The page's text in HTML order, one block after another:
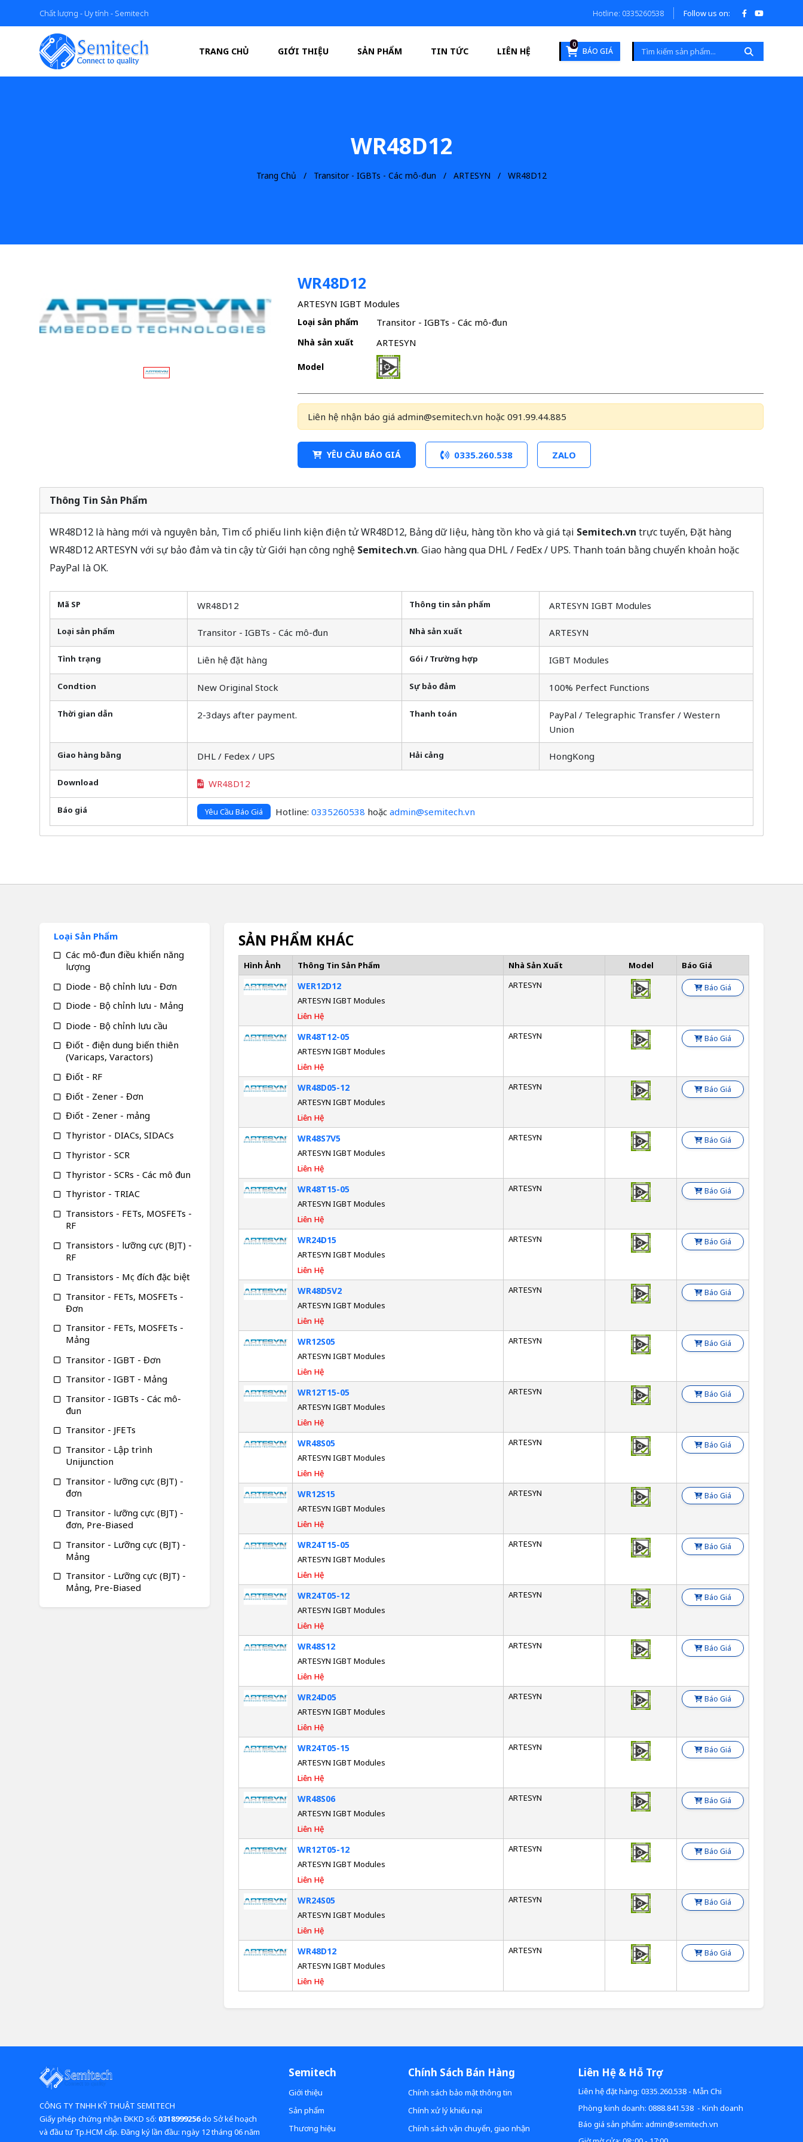
Chất lượng - Uy tính - Semitech Hotline: 0335260538 Follow us on:
TRANG CHỦ GIỚI THIỆU SẢN PHẨM TIN TỨC LIÊN HỆ
0
BÁO GIÁ
WR48D12
Trang Chủ Transitor - IGBTs - Các mô-đun ARTESYN WR48D12
WR48D12
ARTESYN IGBT Modules
Loại sản phẩm Transitor - IGBTs - Các mô-đun
Nhà sản xuất ARTESYN
Model
Liên hệ nhận báo giá admin@semitech.vn hoặc 091.99.44.885
YÊU CẦU BÁO GIÁ 0335.260.538 ZALO
Thông Tin Sản Phẩm
WR48D12 là hàng mới và nguyên bản, Tìm cổ phiếu linh kiện điện tử WR48D12, Bảng dữ liệu, hàng tồn kho và giá tại Semitech.vn trực tuyến, Đặt hàng
WR48D12 ARTESYN với sự bảo đảm và tin cậy từ Giới hạn công nghệ Semitech.vn. Giao hàng qua DHL / FedEx / UPS. Thanh toán bằng chuyển khoản hoặc
PayPal là OK.
Mã SP WR48D12 Thông tin sản phẩm ARTESYN IGBT Modules
Loại sản phẩm Transitor - IGBTs - Các mô-đun Nhà sản xuất ARTESYN
Tình trạng Liên hệ đặt hàng Gói / Trường hợp IGBT Modules
Condtion New Original Stock Sự bảo đảm 100% Perfect Functions
Thời gian dẫn 2-3days after payment. Thanh toán
PayPal / Telegraphic Transfer / Western
Union
Giao hàng bằng DHL / Fedex / UPS Hải cảng HongKong
Download WR48D12
Báo giá Yêu Cầu Báo Giá Hotline: 0335260538 hoặc admin@semitech.vn
SẢN PHẨM KHÁC
Hình Ảnh Thông Tin Sản Phẩm Nhà Sản Xuất Model Báo Giá
WER12D12
ARTESYN IGBT Modules
Liên Hệ
ARTESYN Báo Giá
WR48T12-05
ARTESYN IGBT Modules
Liên Hệ
ARTESYN Báo Giá
WR48D05-12
ARTESYN IGBT Modules
Liên Hệ
ARTESYN Báo Giá
WR48S7V5
ARTESYN IGBT Modules
Liên Hệ
ARTESYN Báo Giá
WR48T15-05
ARTESYN IGBT Modules
Liên Hệ
ARTESYN Báo Giá
WR24D15
ARTESYN IGBT Modules
Liên Hệ
ARTESYN Báo Giá
WR48D5V2
ARTESYN IGBT Modules
Liên Hệ
ARTESYN Báo Giá
WR12S05
ARTESYN IGBT Modules
Liên Hệ
ARTESYN Báo Giá
WR12T15-05
ARTESYN IGBT Modules
Liên Hệ
ARTESYN Báo Giá
WR48S05
ARTESYN IGBT Modules
Liên Hệ
ARTESYN Báo Giá
WR12S15
ARTESYN IGBT Modules
Liên Hệ
ARTESYN Báo Giá
WR24T15-05
ARTESYN IGBT Modules
Liên Hệ
ARTESYN Báo Giá
WR24T05-12
ARTESYN IGBT Modules
Liên Hệ
ARTESYN Báo Giá
WR48S12
ARTESYN IGBT Modules
Liên Hệ
ARTESYN Báo Giá
WR24D05
ARTESYN IGBT Modules
Liên Hệ
ARTESYN Báo Giá
WR24T05-15
ARTESYN IGBT Modules
Liên Hệ
ARTESYN Báo Giá
WR48S06
ARTESYN IGBT Modules
Liên Hệ
ARTESYN Báo Giá
WR12T05-12
ARTESYN IGBT Modules
Liên Hệ
ARTESYN Báo Giá
WR24S05
ARTESYN IGBT Modules
Liên Hệ
ARTESYN Báo Giá
WR48D12
ARTESYN IGBT Modules
Liên Hệ
ARTESYN Báo Giá
Loại Sản Phẩm
Các mô-đun điều khiển năng
lượng
Diode - Bộ chỉnh lưu - Đơn
Diode - Bộ chỉnh lưu - Mảng
Diode - Bộ chỉnh lưu cầu
Điốt - điện dung biến thiên
(Varicaps, Varactors)
Điốt - RF
Điốt - Zener - Đơn
Điốt - Zener - mảng
Thyristor - DIACs, SIDACs
Thyristor - SCR
Thyristor - SCRs - Các mô đun
Thyristor - TRIAC
Transistors - FETs, MOSFETs -
RF
Transistors - lưỡng cực (BJT) -
RF
Transistors - Mục đích đặc biệt
Transitor - FETs, MOSFETs -
Đơn
Transitor - FETs, MOSFETs -
Mảng
Transitor - IGBT - Đơn
Transitor - IGBT - Mảng
Transitor - IGBTs - Các mô-
đun
Transitor - JFETs
Transitor - Lập trình
Unijunction
Transitor - lưỡng cực (BJT) -
đơn
Transitor - lưỡng cực (BJT) -
đơn, Pre-Biased
Transitor - Lưỡng cực (BJT) -
Mảng
Transitor - Lưỡng cực (BJT) -
Mảng, Pre-Biased
CÔNG TY TNHH KỸ THUẬT SEMITECH
Giấy phép chứng nhận ĐKKD số: 0318999256do Sở kế hoạch
và đầu tư Tp.HCM cấp. Đăng ký lần đầu: ngày 12 tháng 06 năm
Semitech
Giới thiệu
Sản phẩm
Thương hiệu
Chính Sách Bán Hàng
Chính sách bảo mật thông tin
Chính xử lý khiếu nại
Chính sách vận chuyển, giao nhận
Liên Hệ & Hỗ Trợ
Liên hệ đặt hàng: 0335.260.538 - Mẫn Chi
Phòng kinh doanh: 0888.841.538 - Kinh doanh
Báo giá sản phẩm: admin@semitech.vn